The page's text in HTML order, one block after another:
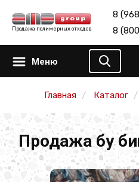
Продажа полимерных отходов
8
8
Меню
Главная Каталог
Продажа бу